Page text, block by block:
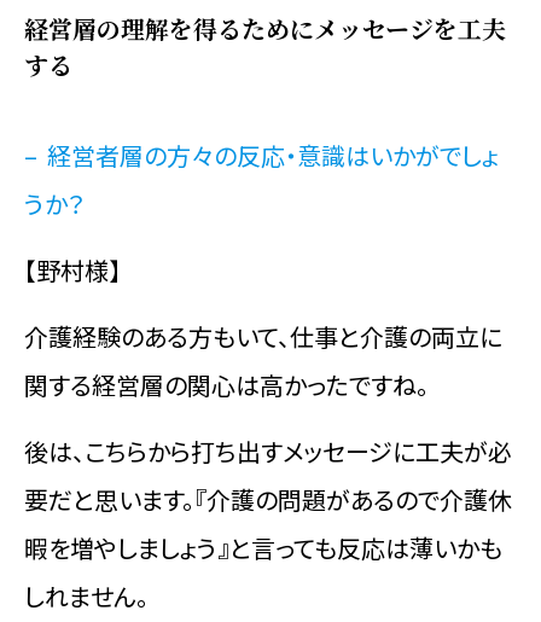
経営層の理解を得るためにメッセージを工夫
する
– 経営者層の方々の反応・意識はいかがでしょ
うか？
【野村様】
介護経験のある方もいて、仕事と介護の両立に
関する経営層の関心は高かったですね。
後は、こちらから打ち出すメッセージに工夫が必
要だと思います。『介護の問題があるので介護休
暇を増やしましょう』と言っても反応は薄いかも
しれません。